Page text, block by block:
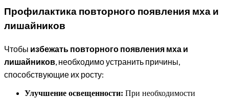
Профилактика повторного появления мха и
лишайников
Чтобы избежать повторного появления мха и
лишайников , необходимо устранить причины,
способствующие их росту:
Улучшение освещенности: При необходимости